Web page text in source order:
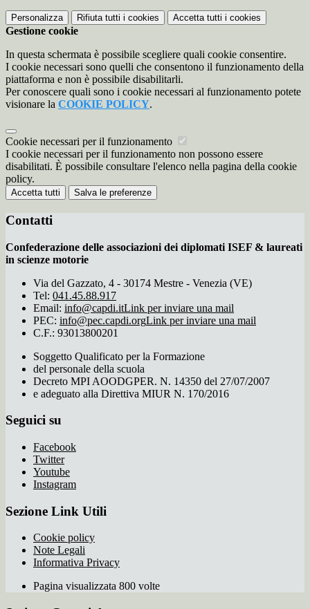
Personalizza Rifiuta tutti i cookies Accetta tutti i cookies
Gestione cookie
In questa schermata è possibile scegliere quali cookie consentire.
I cookie necessari sono quelli che consentono il funzionamento della
piattaforma e non è possibile disabilitarli.
Per conoscere quali sono i cookie necessari al funzionamento potete
visionare la COOKIE POLICY.
Cookie necessari per il funzionamento
I cookie necessari per il funzionamento non possono essere
disabilitati. È possibile consultare l'elenco nella pagina della cookie
policy.
Accetta tutti Salva le preferenze
Contatti
Confederazione delle associazioni dei diplomati ISEF & laureati
in scienze motorie
Via del Gazzato, 4 - 30174 Mestre - Venezia (VE)
Tel: 041.45.88.917
Email: info@capdi.itLink per inviare una mail
PEC: info@pec.capdi.orgLink per inviare una mail
C.F.: 93013800201
Soggetto Qualificato per la Formazione
del personale della scuola
Decreto MPI AOODGPER. N. 14350 del 27/07/2007
e adeguato alla Direttiva MIUR N. 170/2016
Seguici su
Facebook
Twitter
Youtube
Instagram
Sezione Link Utili
Cookie policy
Note Legali
Informativa Privacy
Pagina visualizzata 800 volte